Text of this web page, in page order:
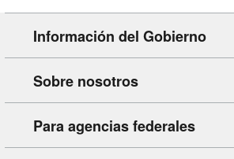
Información del Gobierno
Sobre nosotros
Para agencias federales